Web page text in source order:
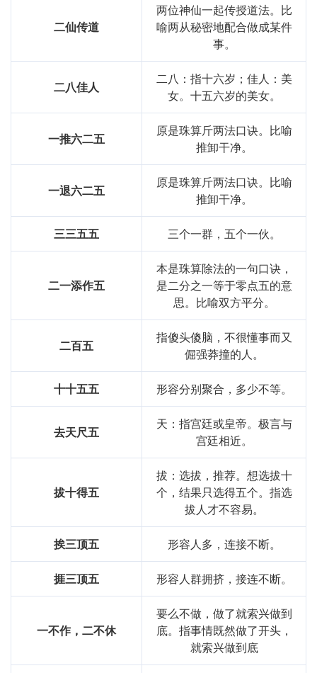
二仙传道
两位神仙一起传授道法。比
喻两从秘密地配合做成某件
事。
二八佳人
二八：指十六岁；佳人：美
女。十五六岁的美女。
一推六二五
原是珠算斤两法口诀。比喻
推卸干净。
一退六二五
原是珠算斤两法口诀。比喻
推卸干净。
三三五五 三个一群，五个一伙。
二一添作五
本是珠算除法的一句口诀，
是二分之一等于零点五的意
思。比喻双方平分。
二百五
指傻头傻脑，不很懂事而又
倔强莽撞的人。
十十五五 形容分别聚合，多少不等。
去天尺五
天：指宫廷或皇帝。极言与
宫廷相近。
拔十得五
拔：选拔，推荐。想选拔十
个，结果只选得五个。指选
拔人才不容易。
挨三顶五 形容人多，连接不断。
捱三顶五 形容人群拥挤，接连不断。
一不作，二不休
要么不做，做了就索兴做到
底。指事情既然做了开头，
就索兴做到底